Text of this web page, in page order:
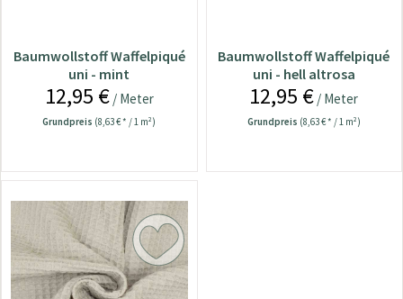
Baumwollstoff Waffelpiqué
uni - mint
12,95 €/ Meter
Grundpreis (8,63 € * / 1 m²)
Baumwollstoff Waffelpiqué
uni - hell altrosa
12,95 € / Meter
Grundpreis (8,63 € * / 1 m²)